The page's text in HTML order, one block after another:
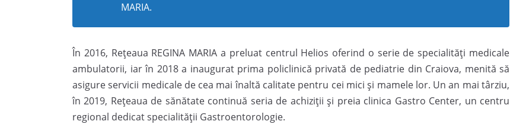
MARIA.
În 2016, Rețeaua REGINA MARIA a preluat centrul Helios oferind o serie de specialităţi medicale
ambulatorii, iar în 2018 a inaugurat prima policlinică privată de pediatrie din Craiova, menită să
asigure servicii medicale de cea mai înaltă calitate pentru cei mici și mamele lor. Un an mai târziu,
în 2019, Rețeaua de sănătate continuă seria de achiziţii și preia clinica Gastro Center, un centru
regional dedicat specialității Gastroentorologie.